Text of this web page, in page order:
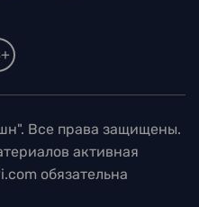
Все права защищены.
активная
обязательна